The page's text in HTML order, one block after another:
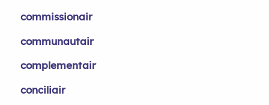
commissionair
communautair
complementair
conciliair